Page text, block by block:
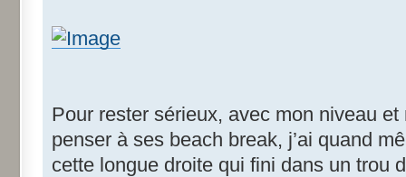
Pour rester sérieux, avec mon niveau
penser à ses beach break, j’ai quand
cette longue droite qui fini dans un trou